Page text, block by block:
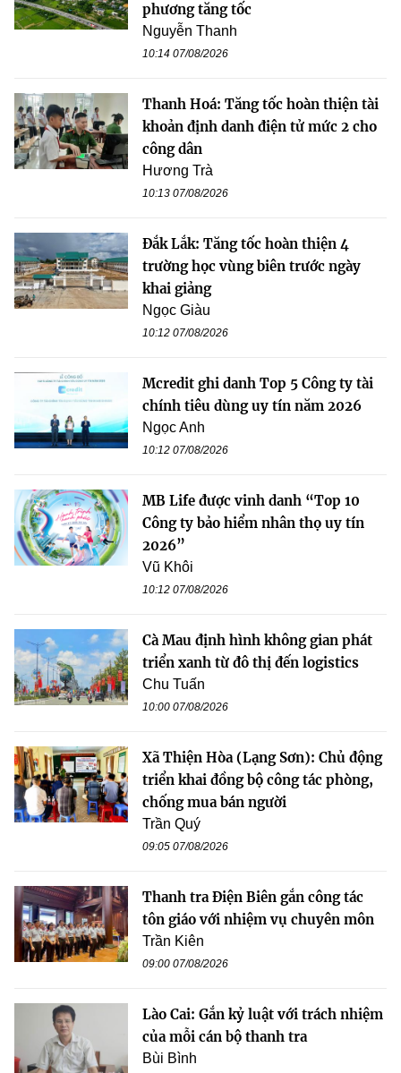
phương tăng tốc
Nguyễn Thanh
10:14 07/08/2026
Thanh Hoá: Tăng tốc hoàn thiện tài
khoản định danh điện tử mức 2 cho
công dân
Hương Trà
10:13 07/08/2026
Đắk Lắk: Tăng tốc hoàn thiện 4
trường học vùng biên trước ngày
khai giảng
Ngọc Giàu
10:12 07/08/2026
Mcredit ghi danh Top 5 Công ty tài
chính tiêu dùng uy tín năm 2026
Ngọc Anh
10:12 07/08/2026
MB Life được vinh danh “Top 10
Công ty bảo hiểm nhân thọ uy tín
2026”
Vũ Khôi
10:12 07/08/2026
Cà Mau định hình không gian phát
triển xanh từ đô thị đến logistics
Chu Tuấn
10:00 07/08/2026
Xã Thiện Hòa (Lạng Sơn): Chủ động
triển khai đồng bộ công tác phòng,
chống mua bán người
Trần Quý
09:05 07/08/2026
Thanh tra Điện Biên gắn công tác
tôn giáo với nhiệm vụ chuyên môn
Trần Kiên
09:00 07/08/2026
Lào Cai: Gắn kỷ luật với trách nhiệm
của mỗi cán bộ thanh tra
Bùi Bình